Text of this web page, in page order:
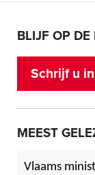
BLIJF OP DE
Schrijf u
MEEST
Vlaams